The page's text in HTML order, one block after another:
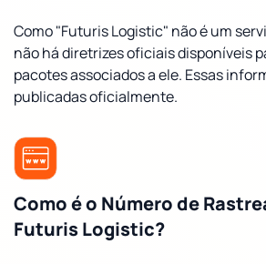
Como "Futuris Logistic" não é um
não há diretrizes oficiais disponíveis
pacotes associados a ele. Essas
publicadas oficialmente.
Como é o Número de
Futuris Logistic?